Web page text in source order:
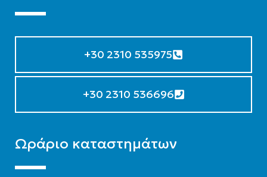
+30 2310 535975
+30 2310 536696
Ωράριο καταστημάτων